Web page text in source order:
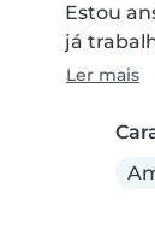
Estou
já
Ler mais